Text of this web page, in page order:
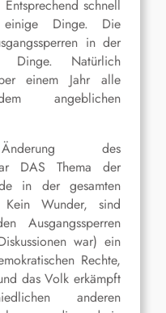
schnell
Dinge. Die
in der
Natürlich
einem Jahr alle
angeblichen
des
DAS Thema der
in der gesamten
Kein Wunder, sind
Ausgangssperren
war) ein
Rechte,
das Volk erkämpft
anderen